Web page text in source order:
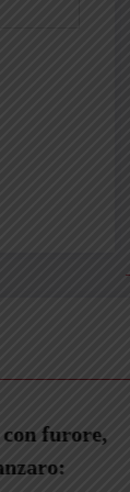
cuore
e il
amici di